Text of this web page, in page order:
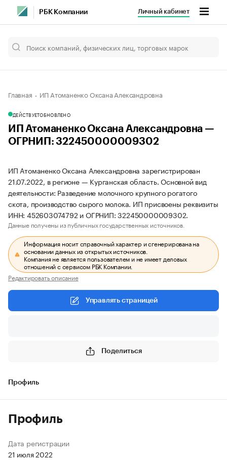
РБК Компании Личный кабинет
Главная ИП Атоманенко Оксана Александровна
ДЕЙСТВУЕТОБНОВЛЕНО
ИП Атоманенко Оксана Александровна —
ОГРНИП: 322450000009302
ИП Атоманенко Оксана Александровна зарегистрирован
21.07.2022, в регионе — Курганская область. Основной вид
деятельности: Разведение молочного крупного рогатого
скота, производство сырого молока. ИП присвоены реквизиты
ИНН: 452603074792 и ОГРНИП: 322450000009302.
Данные получены из публичных государственных источников.
Информация носит справочный характер и сгенерирована на
основании данных из открытых источников.
Компания не является пользователем и не имеет деловых
отношений с сервисом РБК Компании.
Редактировать описание
Управлять страницей
Поделиться
Профиль
Профиль
Дата регистрации
21 июля 2022